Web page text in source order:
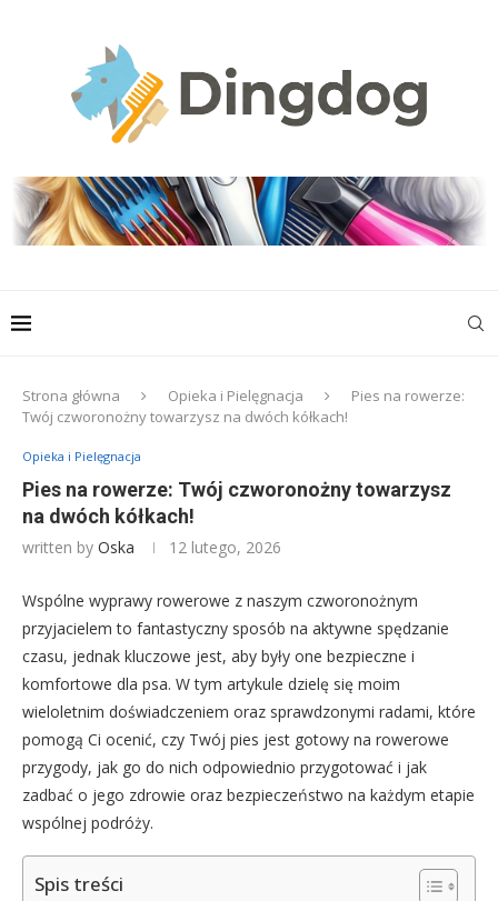
Strona główna Opieka i Pielęgnacja
Pies na rowerze:
Twój czworonożny towarzysz na dwóch kółkach!
Opieka i Pielęgnacja
Pies na rowerze: Twój czworonożny towarzysz
na dwóch kółkach!
written by Oska 12 lutego, 2026
Wspólne wyprawy rowerowe z naszym czworonożnym
przyjacielem to fantastyczny sposób na aktywne spędzanie
czasu, jednak kluczowe jest, aby były one bezpieczne i
komfortowe dla psa. W tym artykule dzielę się moim
wieloletnim doświadczeniem oraz sprawdzonymi radami, które
pomogą Ci ocenić, czy Twój pies jest gotowy na rowerowe
przygody, jak go do nich odpowiednio przygotować i jak
zadbać o jego zdrowie oraz bezpieczeństwo na każdym etapie
wspólnej podróży.
Spis treści